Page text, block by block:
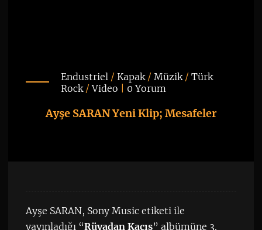
Endustriel/ Kapak/ Müzik/ Türk
Rock/Video 0 Yorum
Ayşe SARAN Yeni Klip; Mesafeler
Ayşe SARAN, Sony Music etiketi ile
yayınladığı “Rüyadan Kaçış” albümüne 3.